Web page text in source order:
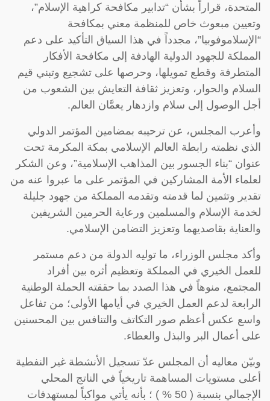
المتحدة، قراراً بشأن “تدابير مكافحة كراهية الإسلام”،
وتعيين مبعوث خاص للمنظمة معني بمكافحة
“الإسلاموفوبيا”، مجدداً في هذا السياق التأكيد على دعم
المملكة للجهود الدولية الهادفة إلى مكافحة الأفكار
المتطرفة وقطع تمويلها، وحرصها على تشجيع وتبني قيم
السلام والحوار، وتعزيز ثقافة التعايش بين الشعوب من
أجل الوصول إلى سلام وازدهار يعمَّان العالم.
وأعرب المجلس، عن ترحيبه بمضامين المؤتمر الدولي
الذي نظمته رابطة العالم الإسلامي بمكة المكرمة تحت
عنوان “بناء الجسور بين المذاهب الإسلامية”، وعن الشكر
لعلماء الأمة المشاركين في المؤتمر على ما عبروا عنه من
تقدير وتثمين لما قدمته وتقدمه المملكة من جهود جليلة
لخدمة الإسلام والمسلمين ورعاية الحرمين الشريفين
والعناية بقاصديهما وتعزيز التضامن الإسلامي.
وأكد مجلس الوزراء، ما توليه الدولة من دعم مستمر
للعمل الخيري في المملكة وتعظيم أثره بين أفراد
المجتمع، منوهاً في هذا الصدد بما حققته الحملة الوطنية
الرابعة لدعم العمل الخيري في أيامها الأولى؛ من تفاعل
واسع عكس أعظم صور التكاتف والتنافس بين المحسنين
على أعمال البر والبذل والعطاء.
وبيّن معاليه أن المجلس عدّ تسجيل الأنشطة غير النفطية
أعلى مستويات المساهمة تاريخياً في الناتج المحلي
الإجمالي بنسبة ( 50 % ) ؛ بأنه يأتي مواكباً لمستهدفات